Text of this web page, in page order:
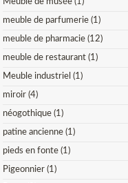
Meuble de musée (1)
meuble de parfumerie (1)
meuble de pharmacie (12)
meuble de restaurant (1)
Meuble industriel (1)
miroir (4)
néogothique (1)
patine ancienne (1)
pieds en fonte (1)
Pigeonnier (1)